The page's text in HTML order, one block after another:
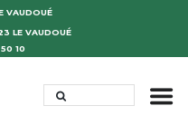
VAUDOUÉ
LE VAUDOUÉ
10